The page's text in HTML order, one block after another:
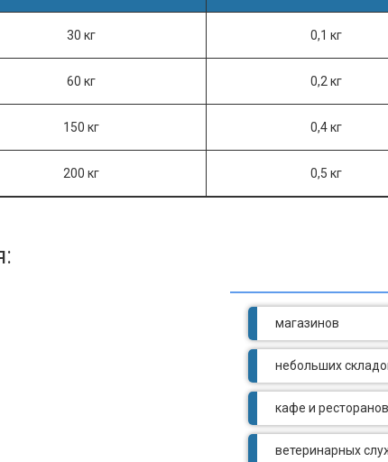
30 кг 0,1 кг
60 кг 0,2 кг
150 кг 0,4 кг
200 кг 0,5 кг
магазинов
небольших
кафе и ресторанов
ветеринарных